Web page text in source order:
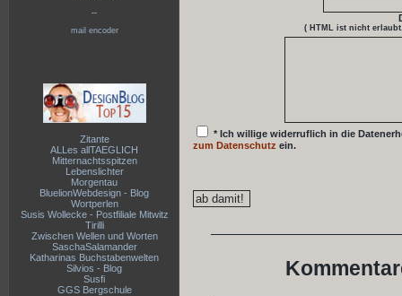
--
mail encoder
Zitante
ALLes allTAEGLICH
Mitternachtsspitzen
Lebenslichter
Morgentau
BluelionWebdesign - Blog
Wortperlen
Susis Wollecke - Postfiliale Mitwitz
Tirilli
Zwischen Wellen und Worten
SaschaSalamander
Katharinas Buchstabenwelten
Silvios - Blog
Susfi
GGS Bergschule
( HTML ist nicht
* Ich willige widerruflich in die
zum Datenschutz ein.